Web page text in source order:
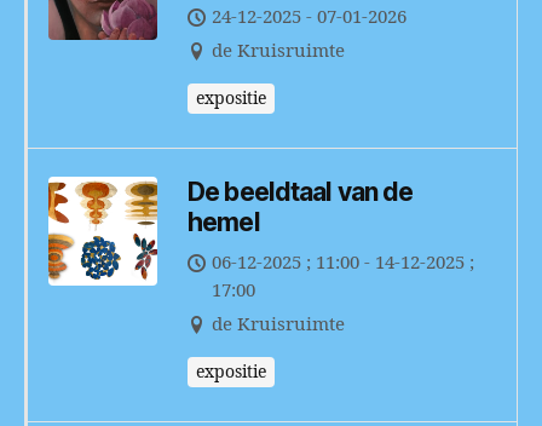
24-12-2025 - 07-01-2026
de Kruisruimte
expositie
De beeldtaal van de
hemel
06-12-2025 ; 11:00 - 14-12-2025 ;
17:00
de Kruisruimte
expositie